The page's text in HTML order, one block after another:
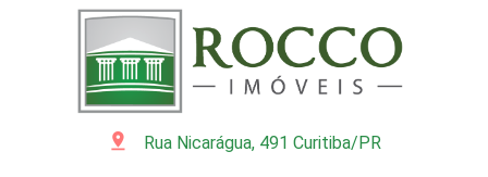
pin_drop Rua Nicarágua, 491 Curitiba/PR